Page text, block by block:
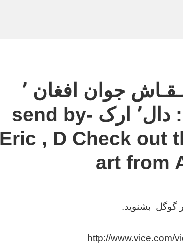
گفتــه هــای از نــقـاش جوان افغان ٬
امــان مـجــددی : دال٬ ارک -send by
Eric , D Check out
art from
گوگل بشنوید.
http://www.vice.com/